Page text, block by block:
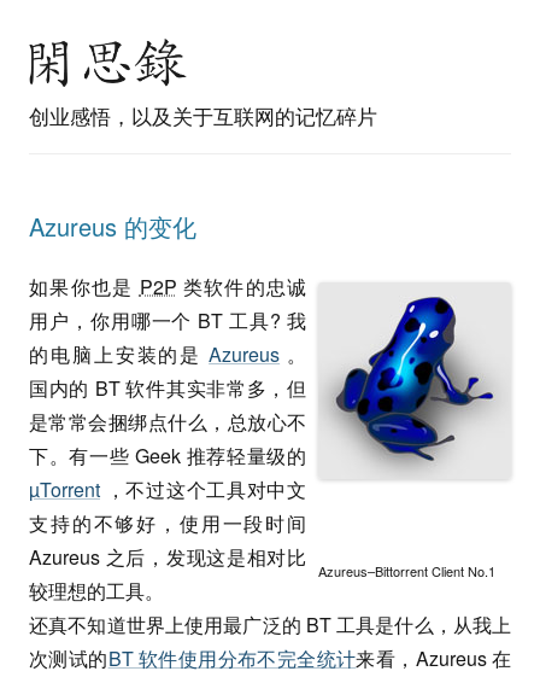
创业感悟，以及关于互联网的记忆碎片
Azureus 的变化
Azureus–Bittorrent Client No.1
如果你也是 P2P 类软件的忠诚
用户，你用哪一个 BT 工具? 我
的电脑上安装的是Azureus 。
国内的 BT 软件其实非常多，但
是常常会捆绑点什么，总放心不
下。有一些 Geek 推荐轻量级的
µTorrent ，不过这个工具对中文
支持的不够好，使用一段时间
Azureus 之后，发现这是相对比
较理想的工具。
还真不知道世界上使用最广泛的 BT 工具是什么，从我上
次测试的BT 软件使用分布不完全统计来看，Azureus 在